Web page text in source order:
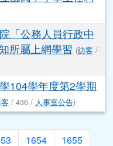
告
年中國青年救國團
學務處公告)
賽展」得獎作品展
教職員工生態休閒旅